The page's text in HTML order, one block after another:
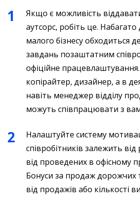
Якщо є можливість
аутсорс, робіть це.
малого бізнесу обходиться
завдань позаштатним
офіційне
копірайтер, дизайнер, а в
навіть менеджер відділу
можуть співпрацювати з
Налаштуйте систему
співробітників залежить
від проведених в офісному
Бонуси за продаж дорожчих
від продажів або кількості